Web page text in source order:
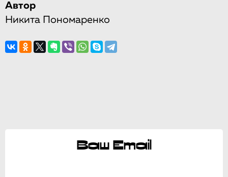
Автор
Никита Пономаренко
Ваш Email